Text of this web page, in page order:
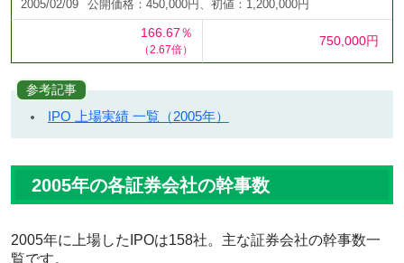
2005/02/09 公開価格：450,000円、初値：1,200,000円
166.67％
（2.67倍）
750,000円
参考記事
IPO 上場実績 一覧（2005年）
2005年の各証券会社の幹事数
2005年に上場したIPOは158社。主な証券会社の幹事数一
覧です。